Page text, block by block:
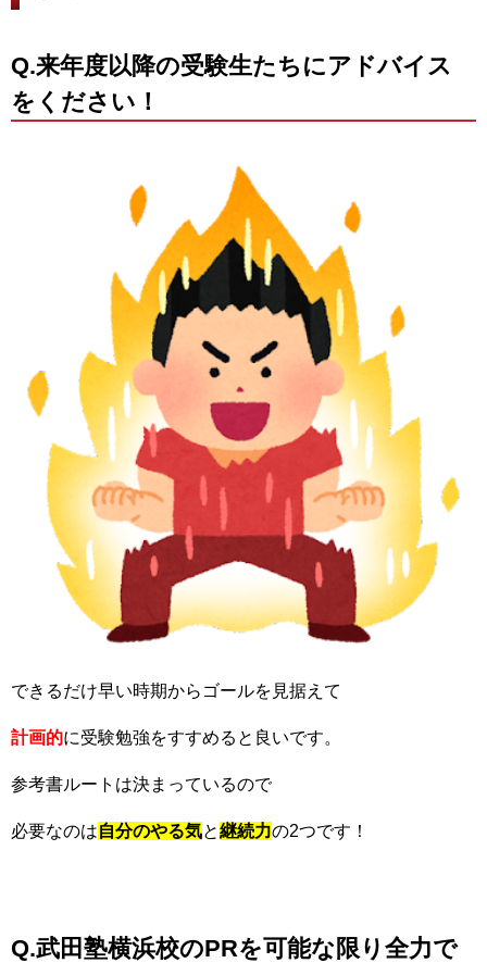
Q.来年度以降の受験生たちにアドバイス
をください！
できるだけ早い時期からゴールを見据えて
計画的に受験勉強をすすめると良いです。
参考書ルートは決まっているので
必要なのは自分のやる気と継続力の2つです！
Q.武田塾横浜校のPRを可能な限り全力で